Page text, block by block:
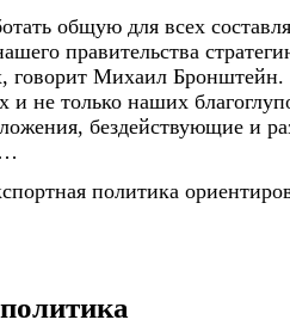
общую для всех
правительства
говорит Михаил
не только наших
бездействующие и
политика